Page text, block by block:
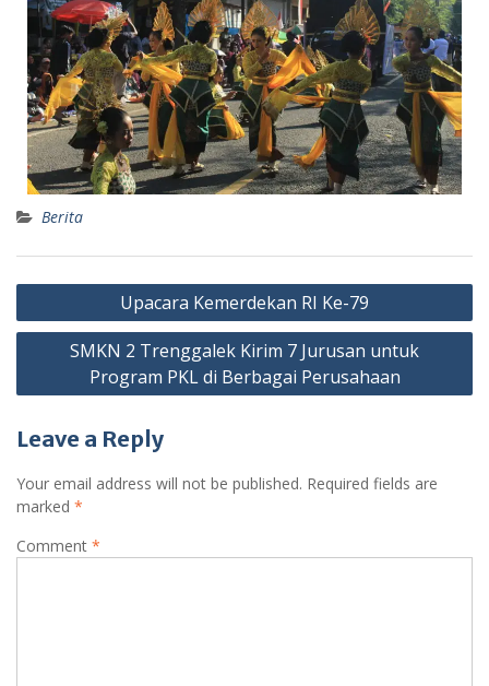
Berita
Upacara Kemerdekan RI Ke-79
SMKN 2 Trenggalek Kirim 7 Jurusan untuk
Program PKL di Berbagai Perusahaan
Leave a Reply
Your email address will not be published. Required fields are
marked *
Comment *